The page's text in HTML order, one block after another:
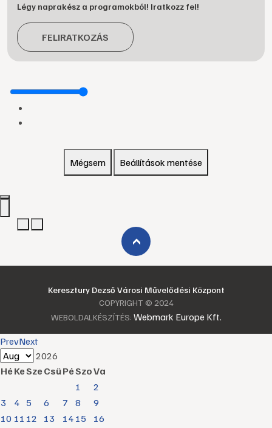
Légy naprakész a programokból! Iratkozz fel!
FELIRATKOZÁS
Mégsem Beállítások mentése
›
Keresztury Dezső Városi Művelődési Központ
COPYRIGHT © 2024
WEBOLDALKÉSZÍTÉS: Webmark Europe Kft.
PrevNext
2026
HéKeSzeCsüPéSzoVa
1
2
3
4 5 6 7 8
9
10 11 12 13 14 15
16